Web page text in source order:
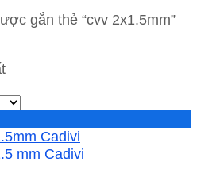
gắn thẻ “cvv 2x1.5mm”